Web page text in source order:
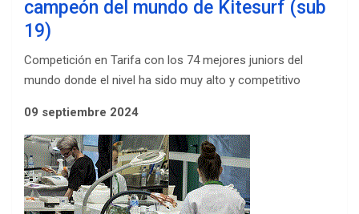
campeón del mundo de Kitesurf (sub
19)
Competición en Tarifa con los 74 mejores juniors del
mundo donde el nivel ha sido muy alto y competitivo
09 septiembre 2024